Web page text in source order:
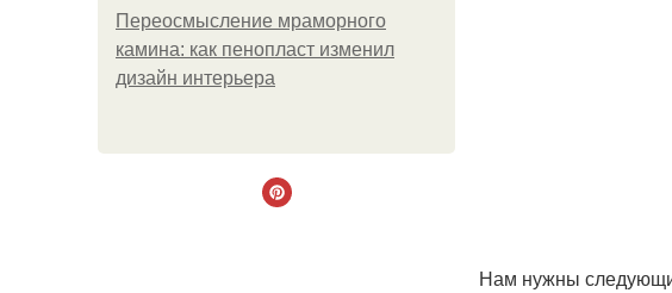
Переосмысление мраморного
камина: как пенопласт изменил
дизайн интерьера
Нам нужны